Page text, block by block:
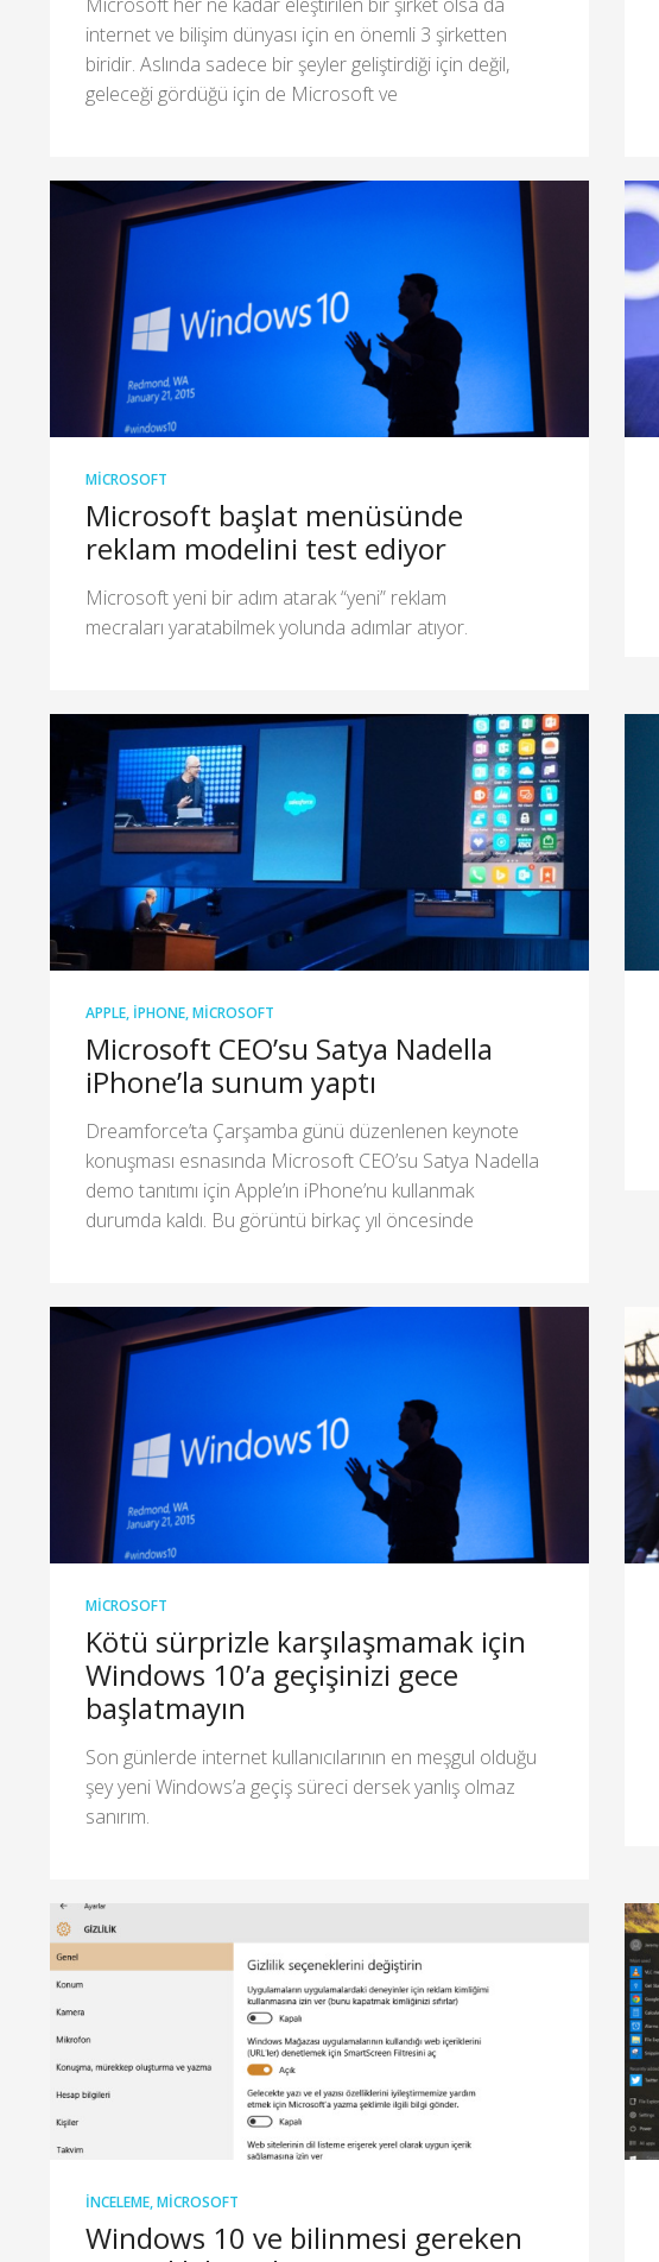
internet ve bilişim dünyası için en önemli 3 şirketten
biridir. Aslında sadece bir şeyler geliştirdiği için değil,
geleceği gördüğü için de Microsoft ve
MICROSOFT
Microsoft başlat menüsünde
reklam modelini test ediyor
Microsoft yeni bir adım atarak “yeni” reklam
mecraları yaratabilmek yolunda adımlar atıyor.
APPLE, IPHONE,MICROSOFT
Microsoft CEO’su Satya Nadella
iPhone’la sunum yaptı
Dreamforce’ta Çarşamba günü düzenlenen keynote
konuşması esnasında Microsoft CEO’su Satya Nadella
demo tanıtımı için Apple’ın iPhone’nu kullanmak
durumda kaldı. Bu görüntü birkaç yıl öncesinde
MICROSOFT
Kötü sürprizle karşılaşmamak için
Windows 10’a geçişinizi gece
başlatmayın
Son günlerde internet kullanıcılarının en meşgul olduğu
şey yeni Windows’a geçiş süreci dersek yanlış olmaz
sanırım.
İNCELEME,MICROSOFT
Windows 10 ve bilinmesi gereken